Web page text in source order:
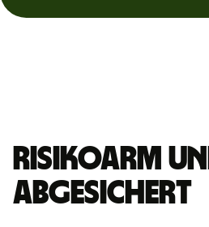
Risikoarm
abgesichert